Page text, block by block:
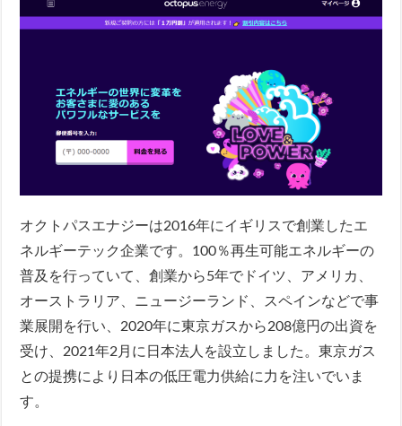
オクトパスエナジーは2016年にイギリスで創業したエ
ネルギーテック企業です。100％再生可能エネルギーの
普及を行っていて、創業から5年でドイツ、アメリカ、
オーストラリア、ニュージーランド、スペインなどで事
業展開を行い、2020年に東京ガスから208億円の出資を
受け、2021年2月に日本法人を設立しました。東京ガス
との提携により日本の低圧電力供給に力を注いでいま
す。